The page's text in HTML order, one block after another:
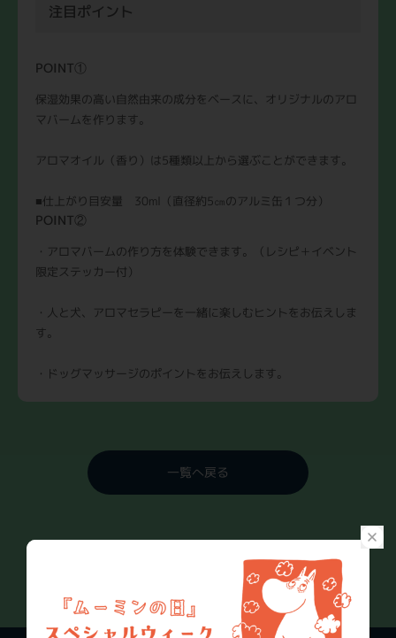
注目ポイント
POINT①
保湿効果の高い自然由来の成分をベースに、オリジナルのアロ
マバームを作ります。
アロマオイル（香り）は5種類以上から選ぶことができます。
■仕上がり目安量 30ml（直径約5㎝のアルミ缶１つ分）
POINT②
・アロマバームの作り方を体験できます。（レシピ＋イベント
限定ステッカー付）
・人と犬、アロマセラピーを一緒に楽しむヒントをお伝えしま
す。
・ドッグマッサージのポイントをお伝えします。
一覧へ戻る